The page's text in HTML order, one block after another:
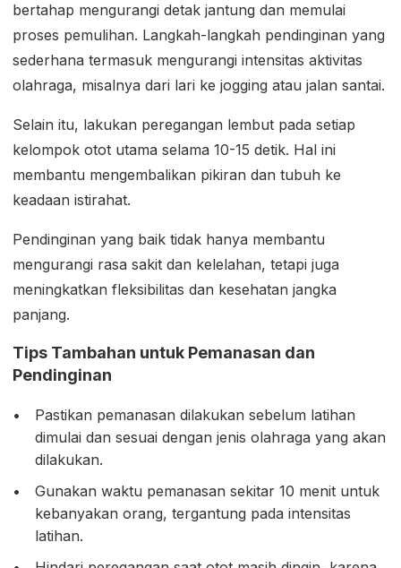
bertahap mengurangi detak jantung dan memulai
proses pemulihan. Langkah-langkah pendinginan yang
sederhana termasuk mengurangi intensitas aktivitas
olahraga, misalnya dari lari ke jogging atau jalan santai.
Selain itu, lakukan peregangan lembut pada setiap
kelompok otot utama selama 10-15 detik. Hal ini
membantu mengembalikan pikiran dan tubuh ke
keadaan istirahat.
Pendinginan yang baik tidak hanya membantu
mengurangi rasa sakit dan kelelahan, tetapi juga
meningkatkan fleksibilitas dan kesehatan jangka
panjang.
Tips Tambahan untuk Pemanasan dan
Pendinginan
Pastikan pemanasan dilakukan sebelum latihan
dimulai dan sesuai dengan jenis olahraga yang akan
dilakukan.
Gunakan waktu pemanasan sekitar 10 menit untuk
kebanyakan orang, tergantung pada intensitas
latihan.